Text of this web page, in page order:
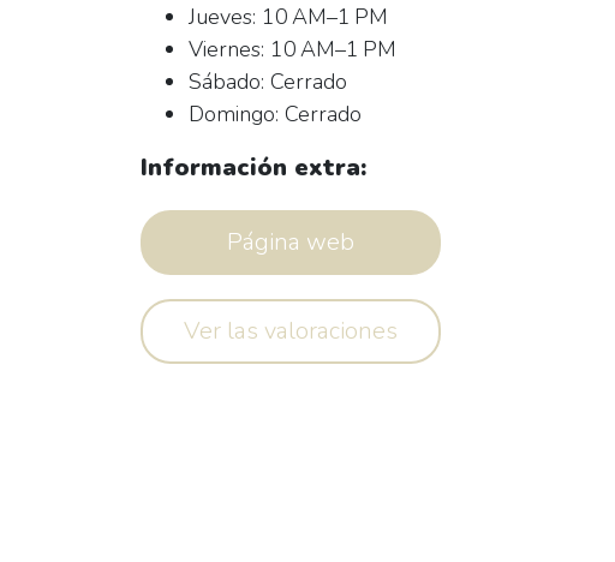
Jueves: 10 AM–1 PM
Viernes: 10 AM–1 PM
Sábado: Cerrado
Domingo: Cerrado
Información extra:
Página web
Ver las valoraciones